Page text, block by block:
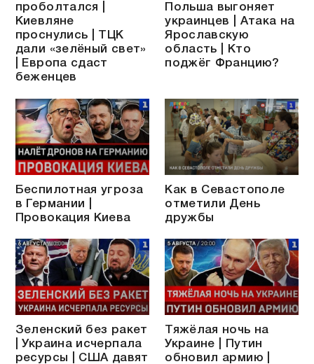
проболтался |
Киевляне
проснулись | ТЦК
дали «зелёный свет»
| Европа сдаст
беженцев
Польша выгоняет
украинцев | Атака на
Ярославскую
область | Кто
поджёг Францию?
Беспилотная угроза
в Германии |
Провокация Киева
Как в Севастополе
отметили День
дружбы
Зеленский без ракет
| Украина исчерпала
ресурсы | США давят
Тяжёлая ночь на
Украине | Путин
обновил армию |